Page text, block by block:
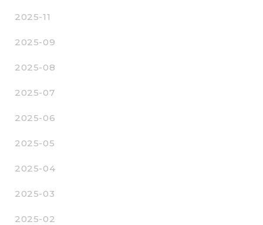
2025-11
2025-09
2025-08
2025-07
2025-06
2025-05
2025-04
2025-03
2025-02